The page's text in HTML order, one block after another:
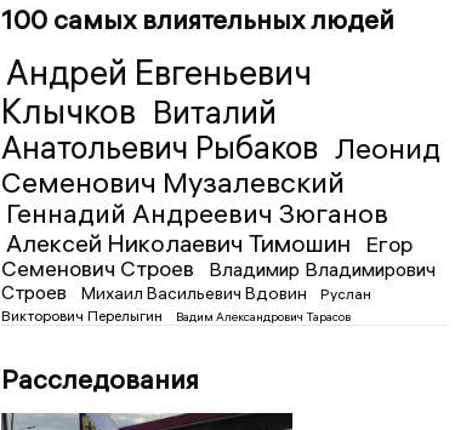
100 самых влиятельных людей
Андрей Евгеньевич
Клычков Виталий
Анатольевич Рыбаков Леонид
Семенович Музалевский
Геннадий Андреевич Зюганов
Алексей Николаевич Тимошин
Егор
Семенович Строев
Владимир Владимирович
Строев
Михаил Васильевич Вдовин
Руслан
Викторович Перелыгин
Вадим Александрович Тарасов
Расследования